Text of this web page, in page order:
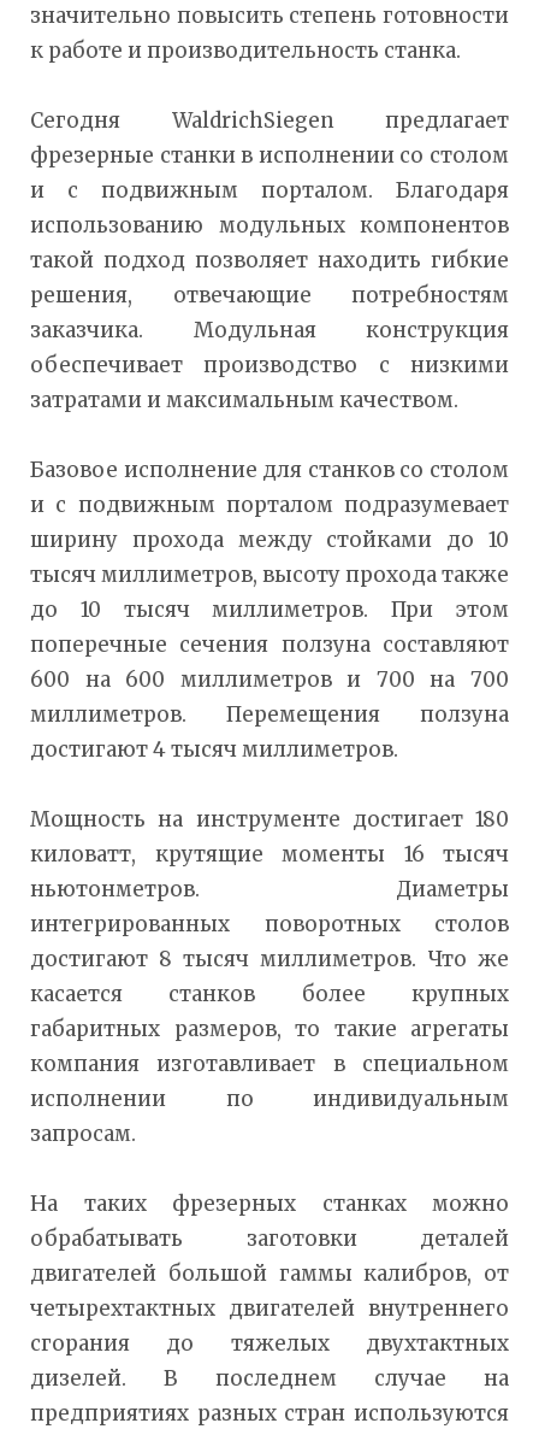
значительно повысить степень готовности
к работе и производительность станка.
Сегодня WaldrichSiegen предлагает
фрезерные станки в исполнении со столом
и с подвижным порталом. Благодаря
использованию модульных компонентов
такой подход позволяет находить гибкие
решения, отвечающие потребностям
заказчика. Модульная конструкция
обеспечивает производство с низкими
затратами и максимальным качеством.
Базовое исполнение для станков со столом
и с подвижным порталом подразумевает
ширину прохода между стойками до 10
тысяч миллиметров, высоту прохода также
до 10 тысяч миллиметров. При этом
поперечные сечения ползуна составляют
600 на 600 миллиметров и 700 на 700
миллиметров. Перемещения ползуна
достигают 4 тысяч миллиметров.
Мощность на инструменте достигает 180
киловатт, крутящие моменты 16 тысяч
ньютонметров. Диаметры
интегрированных поворотных столов
достигают 8 тысяч миллиметров. Что же
касается станков более крупных
габаритных размеров, то такие агрегаты
компания изготавливает в специальном
исполнении по индивидуальным
запросам.
На таких фрезерных станках можно
обрабатывать заготовки деталей
двигателей большой гаммы калибров, от
четырехтактных двигателей внутреннего
сгорания до тяжелых двухтактных
дизелей. В последнем случае на
предприятиях разных стран используются